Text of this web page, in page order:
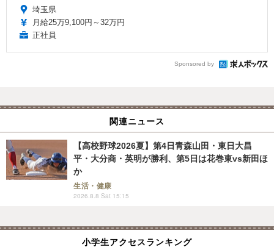
埼玉県
月給25万9,100円～32万円
正社員
Sponsored by
関連ニュース
【高校野球2026夏】第4日青森山田・東日大昌
平・大分商・英明が勝利、第5日は花巻東vs新田ほ
か
生活・健康
2026.8.8 Sat 15:15
小学生アクセスランキング